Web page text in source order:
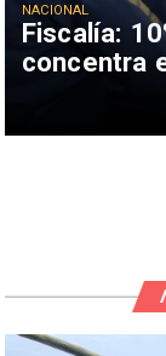
Fiscalía:
concentra
NACIONAL